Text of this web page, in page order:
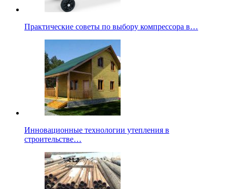
Практические советы по выбору компрессора в…
Инновационные технологии утепления в
строительстве…